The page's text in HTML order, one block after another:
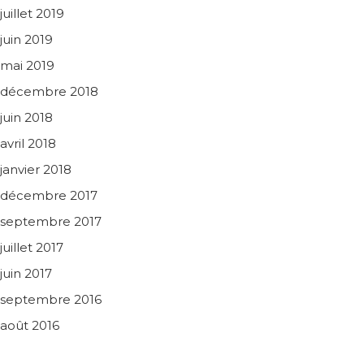
juillet 2019
juin 2019
mai 2019
décembre 2018
juin 2018
avril 2018
janvier 2018
décembre 2017
septembre 2017
juillet 2017
juin 2017
septembre 2016
août 2016